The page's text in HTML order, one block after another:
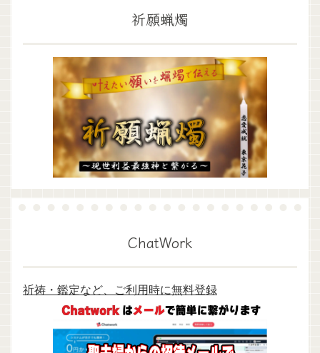
祈願蝋燭
ChatWork
祈祷・鑑定など、ご利用時に無料登録